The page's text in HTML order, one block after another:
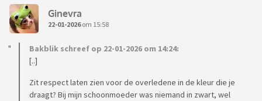
Ginevra
22-01-2026om 15:58
Bakblik schreef op 22-01-2026 om 14:24:
[..]
Zit respect laten zien voor de overledene in de kleur die je
draagt? Bij mijn schoonmoeder was niemand in zwart, wel